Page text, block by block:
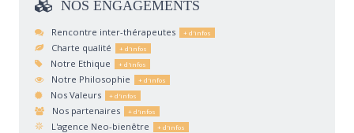
NOS ENGAGEMENTS
Rencontre inter-thérapeutes
Charte qualité
Notre Ethique
Notre Philosophie
Nos Valeurs
Nos partenaires
L'agence Neo-bienêtre